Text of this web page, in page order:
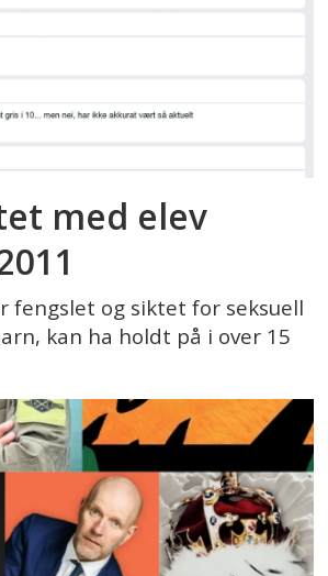
med elev
fengslet og siktet for seksuell
kan ha holdt på i over 15